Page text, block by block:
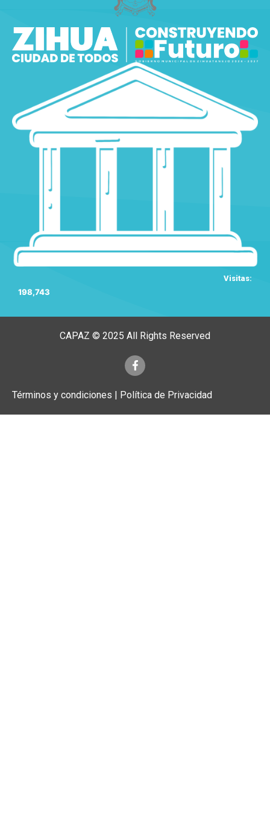
Visitas:
198,743
CAPAZ © 2025 All Rights Reserved
Términos y condiciones | Política de Privacidad